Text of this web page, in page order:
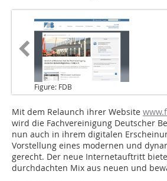
Figure: FDB
Mit dem Relaunch ihrer Website
wird die Fachvereinigung Deutscher
nun auch in ihrem digitalen
Vorstellung eines modernen und
gerecht. Der neue Internetauftritt
durchdachten Mix aus neuen und